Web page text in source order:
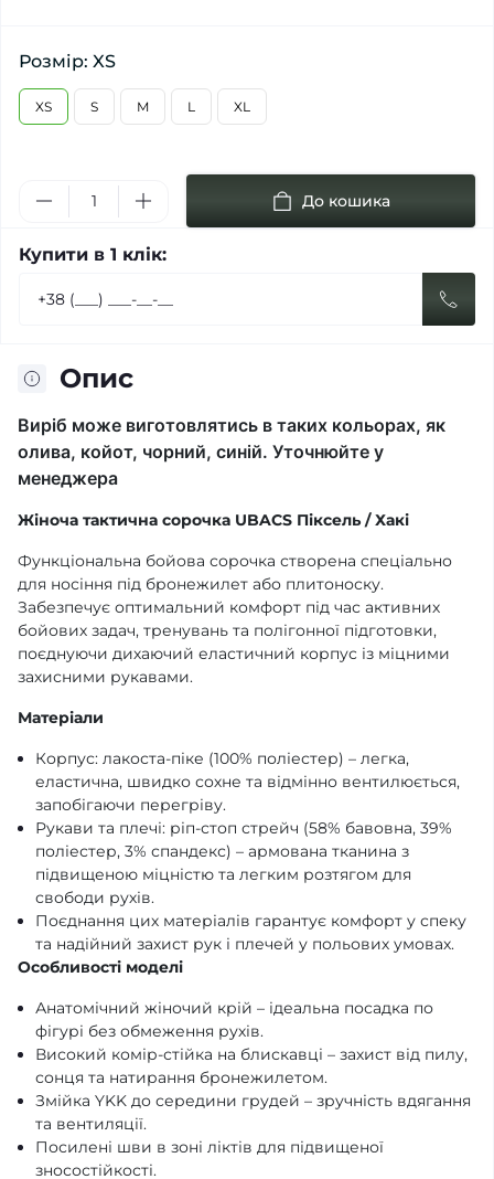
Розмір: XS
XS S M L XL
До кошика
Купити в 1 клік:
Опис
Виріб може виготовлятись в таких кольорах, як
олива, койот, чорний, синій. Уточнюйте у
менеджера
Жіноча тактична сорочка UBACS Піксель / Хакі
Функціональна бойова сорочка створена спеціально
для носіння під бронежилет або плитоноску.
Забезпечує оптимальний комфорт під час активних
бойових задач, тренувань та полігонної підготовки,
поєднуючи дихаючий еластичний корпус із міцними
захисними рукавами.
Матеріали
Корпус: лакоста-піке (100% поліестер) – легка,
еластична, швидко сохне та відмінно вентилюється,
запобігаючи перегріву.
Рукави та плечі: ріп-стоп стрейч (58% бавовна, 39%
поліестер, 3% спандекс) – армована тканина з
підвищеною міцністю та легким розтягом для
свободи рухів.
Поєднання цих матеріалів гарантує комфорт у спеку
та надійний захист рук і плечей у польових умовах.
Особливості моделі
Анатомічний жіночий крій – ідеальна посадка по
фігурі без обмеження рухів.
Високий комір-стійка на блискавці – захист від пилу,
сонця та натирання бронежилетом.
Змійка YKK до середини грудей – зручність вдягання
та вентиляції.
Посилені шви в зоні ліктів для підвищеної
зносостійкості.